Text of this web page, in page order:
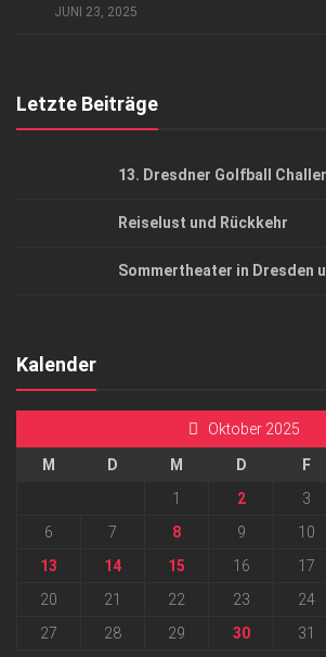
JUNI 23, 2025
Letzte Beiträge
13. Dresdner Golfball
Reiselust und Rückkehr
Sommertheater in Dresden
Kalender
Oktober 2025
M D M D F
1
2 3
6
7 8 9 10
13
14 15 16 17
20
21 22 23 24
27
28 29 30
31